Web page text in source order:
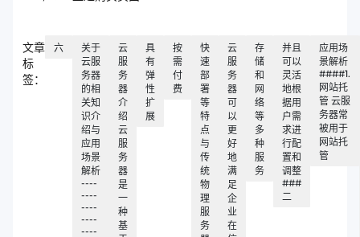
文章
标
签：
六
关于
云服
务器
的相
关知
识介
绍与
应用
场景
解析
----
----
----
----
----
云
服
务
器
介
绍
云
服
务
器
是
一
种
基
具
有
弹
性
扩
展
按
需
付
费
快
速
部
署
等
特
点
与
传
统
物
理
服
务
云
服
务
器
可
以
更
好
地
满
足
企
业
在
存
储
和
网
络
等
多
种
服
务
并且
可以
灵活
地根
据用
户需
求进
行配
置和
调整
###
二
应用场
景解析
####1.
网站托
管 云服
务器常
被用于
网站托
管